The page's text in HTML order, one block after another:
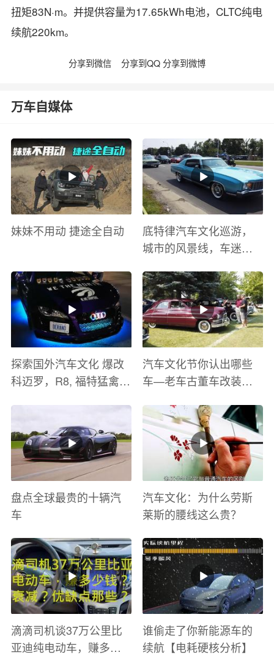
扭矩83N·m。并提供容量为17.65kWh电池，CLTC纯电
续航220km。
分享到微信 分享到QQ 分享到微博
万车自媒体
妹妹不用动 捷途全自动
底特律汽车文化巡游，
城市的风景线，车迷的
探索国外汽车文化 爆改
科迈罗，R8, 福特猛禽
汽车文化节你认出哪些
车—老车古董车改装车
盘点全球最贵的十辆汽
车
汽车文化：为什么劳斯
莱斯的腰线这么贵？
滴滴司机谈37万公里比
亚迪纯电动车，赚多少
谁偷走了你新能源车的
续航【电耗硬核分析】